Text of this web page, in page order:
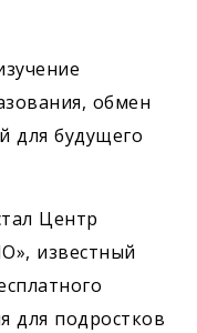
обмен
для будущего
Центр
известный
для подростков